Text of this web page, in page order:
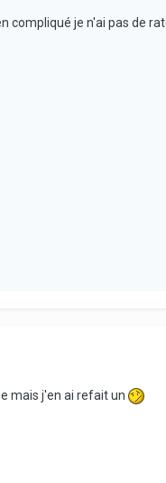
compliqué je n'ai pas de
mais j'en ai refait un